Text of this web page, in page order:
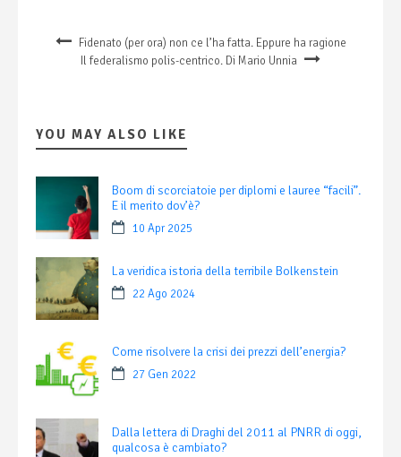
Fidenato (per ora) non ce l’ha fatta. Eppure ha ragione
Il federalismo polis-centrico. Di Mario Unnia
YOU MAY ALSO LIKE
Boom di scorciatoie per diplomi e lauree “facili”.
E il merito dov’è?
10 Apr 2025
La veridica istoria della terribile Bolkenstein
22 Ago 2024
Come risolvere la crisi dei prezzi dell’energia?
27 Gen 2022
Dalla lettera di Draghi del 2011 al PNRR di oggi,
qualcosa è cambiato?